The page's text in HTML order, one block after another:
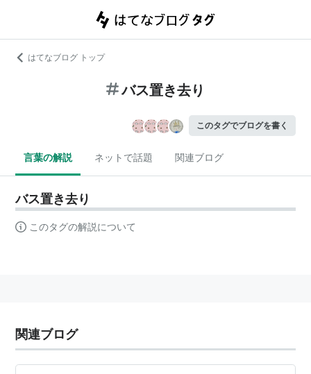
はてなブログ トップ
バス置き去り
このタグでブログを書く
言葉の解説 ネットで話題 関連ブログ
バス置き去り
このタグの解説について
関連ブログ